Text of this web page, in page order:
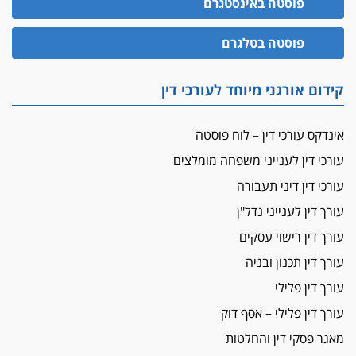
עו"ד גיל פרידמן והרפתקאות אופנוע השטח שלו
הזכות לטנף
זוכה עורך-דין שהשווה את ברק לסינוואר ואת
מאסר לעורך הדין
פיקטיביות בשם פלסטינים
על המידתיות
ביה"ד המשמעתי ביטל השעיה לצמיתות של
עורכת-דין שהביעה שמחה ב-7 באוקטובר
אשם
עו"ד הלל בבייב הורשע בהונאת עשרות לקוחות,
ההסדר: 7-9 שנות מאסר
דין ומקרקעין
עורך דין ברמת השרון נחקר בחשד למרמה בעסקת
פוסטה בטלגרם
קידום אורגני מיוחד לעורכי דין
אינדקס עורכי דין – לוח פוסטה
עורכי דין לענייני משפחה מומלצים
עורכי דין דיני תעבורה
עורך דין לענייני נדל"ן
עורך דין רישוי עסקים
עורך דין תכנון ובניה
עורך דין פלילי
עורך דין פלילי – אסף דוק
מאגר פסקי דין והחלטות